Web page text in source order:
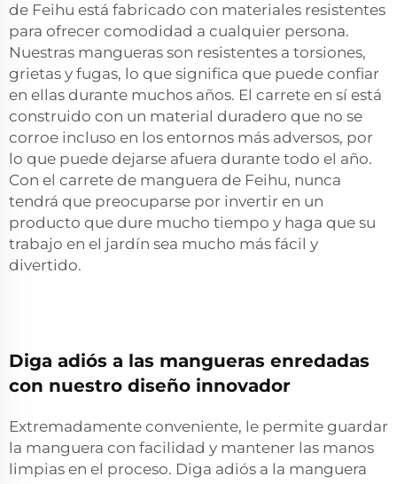
de Feihu está fabricado con materiales resistentes
para ofrecer comodidad a cualquier persona.
Nuestras mangueras son resistentes a torsiones,
grietas y fugas, lo que significa que puede confiar
en ellas durante muchos años. El carrete en sí está
construido con un material duradero que no se
corroe incluso en los entornos más adversos, por
lo que puede dejarse afuera durante todo el año.
Con el carrete de manguera de Feihu, nunca
tendrá que preocuparse por invertir en un
producto que dure mucho tiempo y haga que su
trabajo en el jardín sea mucho más fácil y
divertido.
Diga adiós a las mangueras enredadas
con nuestro diseño innovador
Extremadamente conveniente, le permite guardar
la manguera con facilidad y mantener las manos
limpias en el proceso. Diga adiós a la manguera